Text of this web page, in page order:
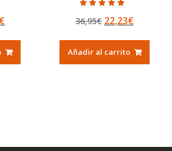
€El
actual
es:
5.00
de 5
36,95€ El
original
era:
22,23€El
actual
es:
Añadir al carrito